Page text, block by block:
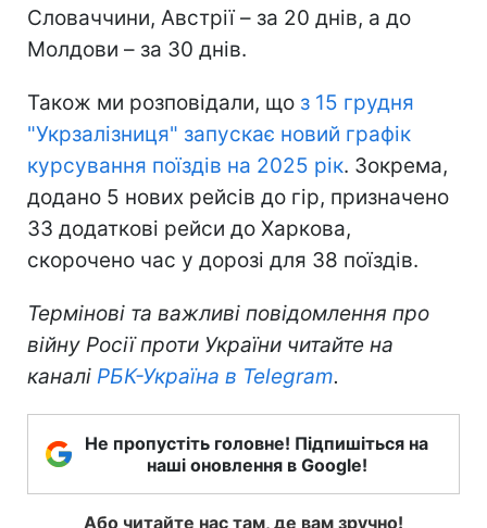
Словаччини, Австрії – за 20 днів, а до
Молдови – за 30 днів.
Також ми розповідали, що з 15 грудня
"Укрзалізниця" запускає новий графік
курсування поїздів на 2025 рік. Зокрема,
додано 5 нових рейсів до гір, призначено
33 додаткові рейси до Харкова,
скорочено час у дорозі для 38 поїздів.
Термінові та важливі повідомлення про
війну Росії проти України читайте на
каналі РБК-Україна в Telegram.
Не пропустіть головне! Підпишіться на
наші оновлення в Google!
Або читайте нас там, де вам зручно!